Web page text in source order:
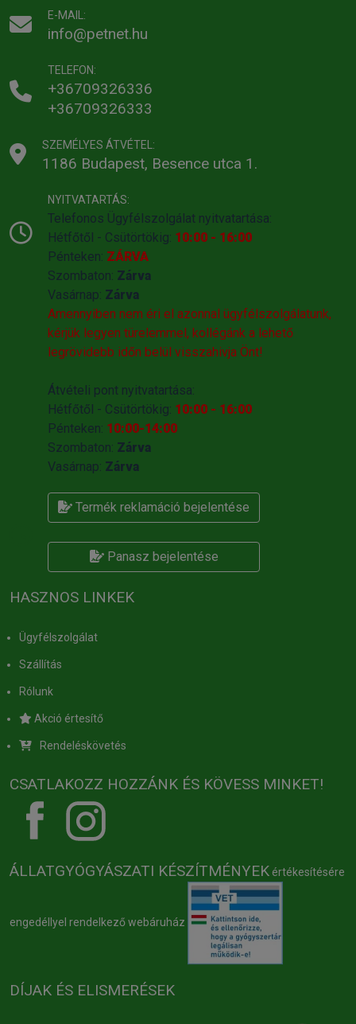
E-MAIL:
info@petnet.hu
TELEFON:
+36709326336
+36709326333
SZEMÉLYES ÁTVÉTEL:
1186 Budapest, Besence utca 1.
NYITVATARTÁS:
Telefonos Ügyfélszolgálat nyitvatartása:
Hétfőtől - Csütörtökig: 10:00 - 16:00
Pénteken: ZÁRVA
Szombaton: Zárva
Vasárnap: Zárva
Amennyiben nem éri el azonnal ügyfélszolgálatunk,
kérjük legyen türelemmel, kollégánk a lehető
legrövidebb időn belül visszahivja Önt!
Átvételi pont nyitvatartása:
Hétfőtől - Csütörtökig: 10:00 - 16:00
Pénteken: 10:00-14:00
Szombaton: Zárva
Vasárnap: Zárva
Termék reklamáció bejelentése
Panasz bejelentése
HASZNOS LINKEK
Ügyfélszolgálat
Szállítás
Rólunk
Akció értesítő
Rendeléskövetés
CSATLAKOZZ HOZZÁNK ÉS KÖVESS MINKET!
ÁLLATGYÓGYÁSZATI KÉSZÍTMÉNYEK értékesítésére
engedéllyel rendelkező webáruház
DÍJAK ÉS ELISMERÉSEK